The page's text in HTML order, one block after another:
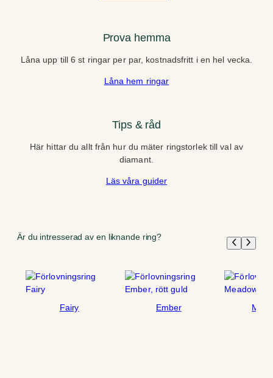
Prova hemma
Låna upp till 6 st ringar per par, kostnadsfritt i en hel vecka.
Låna hem ringar
Tips & råd
Här hittar du allt från hur du mäter ringstorlek till val av
diamant.
Läs våra guider
Är du intresserad av en liknande ring?
Fairy Ember